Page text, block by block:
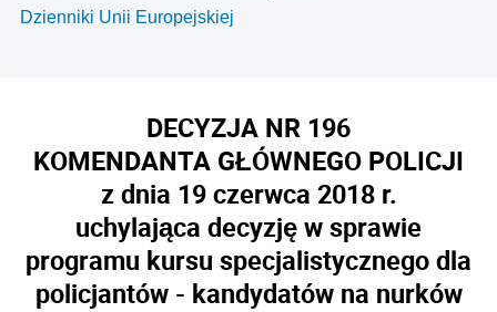
Dzienniki Unii Europejskiej
DECYZJA NR 196
KOMENDANTA GŁÓWNEGO POLICJI
z dnia 19 czerwca 2018 r.
uchylająca decyzję w sprawie
programu kursu specjalistycznego dla
policjantów - kandydatów na nurków